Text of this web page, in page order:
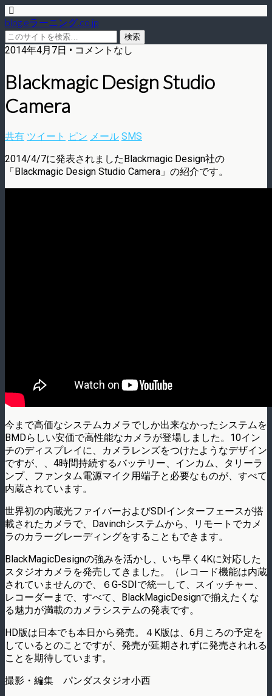
blog.eラーニング.co.jp
2014年4月7日 • コメントなし
Blackmagic Design Studio
Camera
共有 ツイート ピン メール SMS
2014/4/7に発表されましたBlackmagic Design社の
「Blackmagic Design Studio Camera」の紹介です。
今まで高価なシステムカメラでしか出来なかったシステムを
BMDらしい安価で高性能な­カメラが登場しました。10イン
チのディスプレイに、カメラレンズをつけたようなデザ­イン
ですが、、4時間持続するバッテリー、インカム、タリーラ
ンプ、ファンタム電源マ­イク用端子と必要なものが、すべて
内蔵されています。
世界初の内蔵光ファイバーおよびSDIインターフェースが搭
載されたカメラで、Dav­inchシステムから、リモートでカメ
ラのカラーグレーディングをすることもできます­。
BlackMagicDesignの強みを活かし、いち早く4Kに対応した
スタジオカ­メラを発売してきました。（レコード機能は内蔵
されていませんので、６G-SDIで統­一して、スイッチャー、
レコーダーまで、すべて、BlackMagicDesignで­揃えたくな
る魅力が満載のカメラシステムの発表です。
HD版は日本でも本日から発売。４K版は、6月ころの予定を
しているとのことですが、­発売が延期されずに発売されれる
ことを期待しています。
撮影・編集 パンダスタジオ小西